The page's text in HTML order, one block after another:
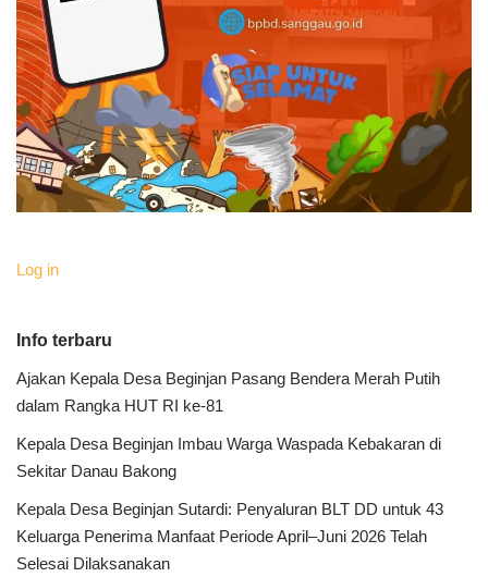
Log in
Info terbaru
Ajakan Kepala Desa Beginjan Pasang Bendera Merah Putih
dalam Rangka HUT RI ke-81
Kepala Desa Beginjan Imbau Warga Waspada Kebakaran di
Sekitar Danau Bakong
Kepala Desa Beginjan Sutardi: Penyaluran BLT DD untuk 43
Keluarga Penerima Manfaat Periode April–Juni 2026 Telah
Selesai Dilaksanakan